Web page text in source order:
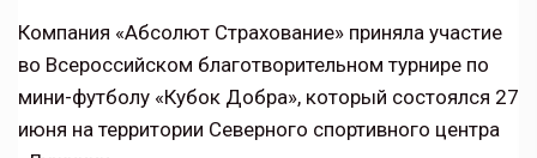
Компания «Абсолют Страхование» приняла участие
во Всероссийском благотворительном турнире по
мини-футболу «Кубок Добра», который состоялся 27
июня на территории Северного спортивного центра